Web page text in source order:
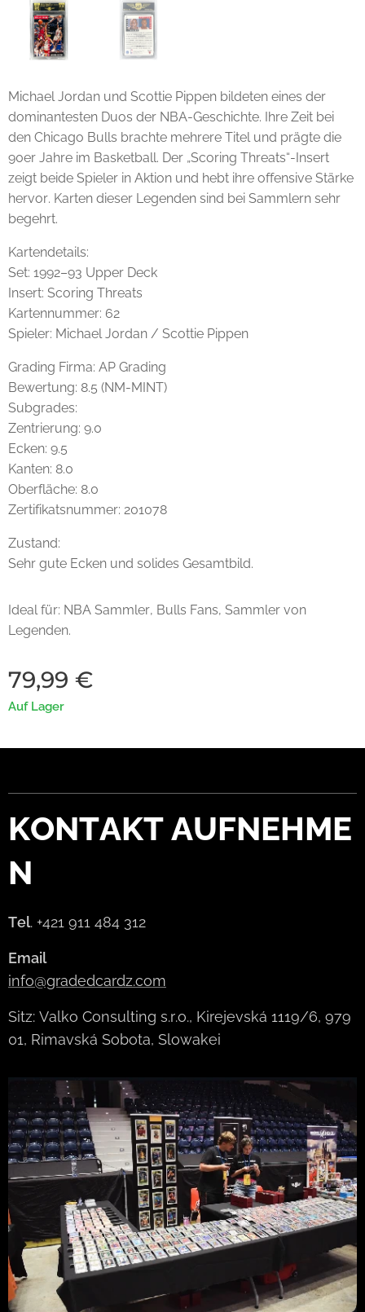
Michael Jordan und Scottie Pippen bildeten eines der
dominantesten Duos der NBA-Geschichte. Ihre Zeit bei
den Chicago Bulls brachte mehrere Titel und prägte die
90er Jahre im Basketball. Der „Scoring Threats“-Insert
zeigt beide Spieler in Aktion und hebt ihre offensive Stärke
hervor. Karten dieser Legenden sind bei Sammlern sehr
begehrt.
Kartendetails:
Set: 1992–93 Upper Deck
Insert: Scoring Threats
Kartennummer: 62
Spieler: Michael Jordan / Scottie Pippen
Grading Firma: AP Grading
Bewertung: 8.5 (NM-MINT)
Subgrades:
Zentrierung: 9.0
Ecken: 9.5
Kanten: 8.0
Oberfläche: 8.0
Zertifikatsnummer: 201078
Zustand:
Sehr gute Ecken und solides Gesamtbild.
Ideal für: NBA Sammler, Bulls Fans, Sammler von
Legenden.
79,99 €
Auf Lager
KONTAKTAUFNEHME
N
Tel. +421 911 484 312
Email
info@gradedcardz.com
Sitz: Valko Consulting s.r.o., Kirejevská 1119/6, 979
01, Rimavská Sobota, Slowakei